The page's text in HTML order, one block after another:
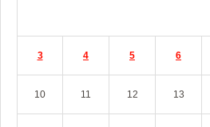
3 4 5 6
10 11 12 13